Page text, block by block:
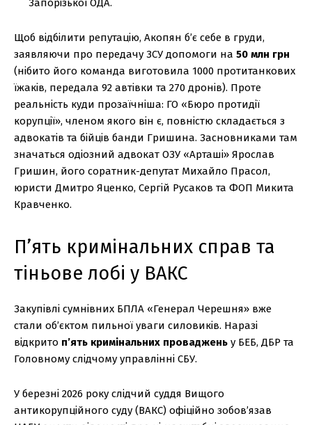
Запорізької ОДА.
Щоб відбілити репутацію, Акопян б’є себе в груди,
заявляючи про передачу ЗСУ допомоги на 50 млн грн
(нібито його команда виготовила 1000 протитанкових
їжаків, передала 92 автівки та 270 дронів). Проте
реальність куди прозаїчніша: ГО «Бюро протидії
корупції», членом якого він є, повністю складається з
адвокатів та бійців банди Гришина. Засновниками там
значаться одіозний адвокат ОЗУ «Арташі» Ярослав
Гришин, його соратник-депутат Михайло Прасол,
юристи Дмитро Яценко, Сергій Русаков та ФОП Микита
Кравченко.
П’ять кримінальних справ та
тіньове лобі у ВАКС
Закупівлі сумнівних БПЛА «Генерал Черешня» вже
стали об’єктом пильної уваги силовиків. Наразі
відкрито п’ять кримінальних проваджень у БЕБ, ДБР та
Головному слідчому управлінні СБУ.
У березні 2026 року слідчий суддя Вищого
антикорупційного суду (ВАКС) офіційно зобов’язав